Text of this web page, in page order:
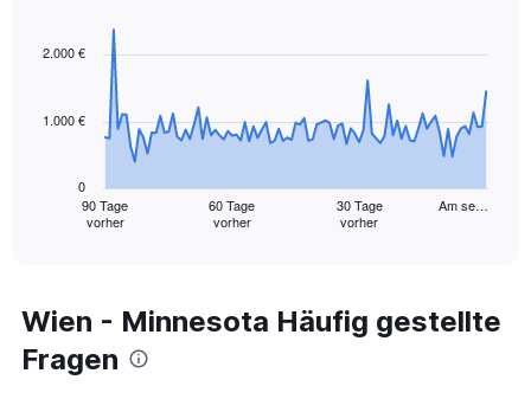
91
The
Range:
91
categories.
90 Tage
vorher
60 Tage
vorher
30 Tage
vorher
Am se…
0
1.000 €
2.000 €
Wien - Minnesota Häufig gestellte
Fragen